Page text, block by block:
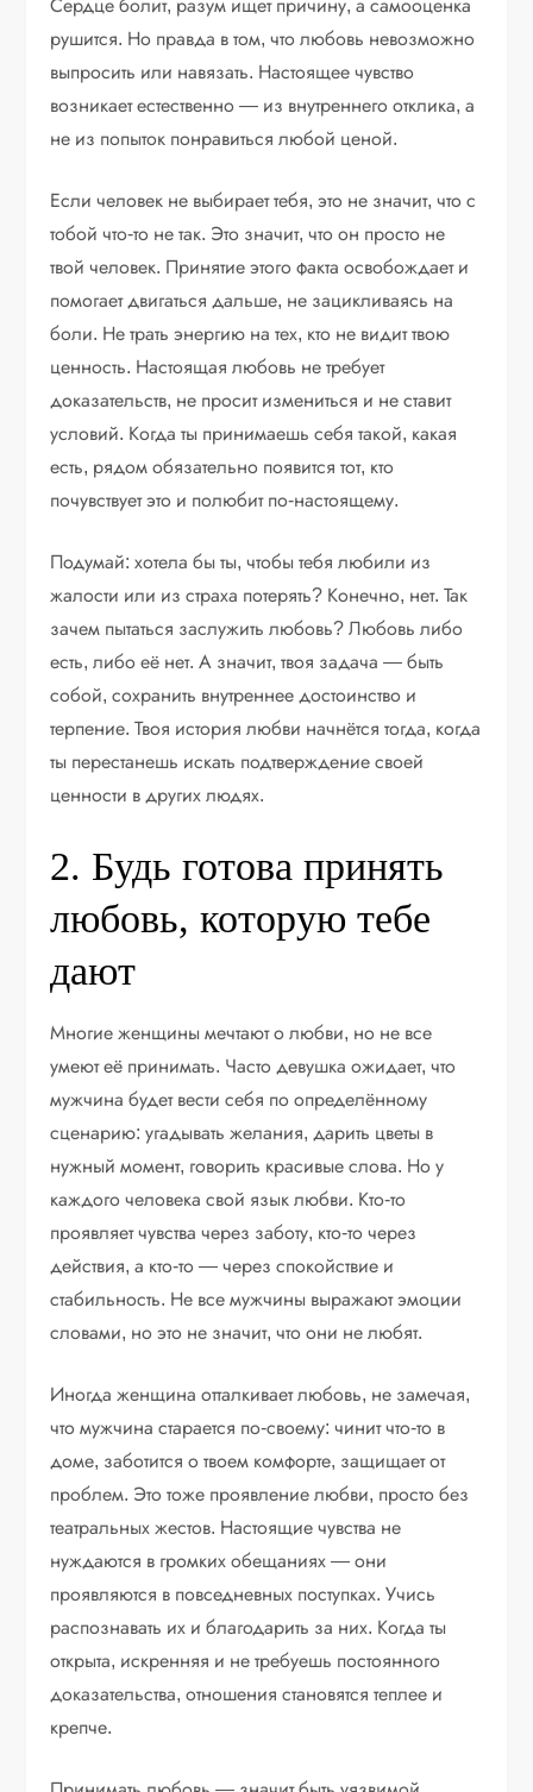
Сердце болит, разум ищет причину, а самооценка
рушится. Но правда в том, что любовь невозможно
выпросить или навязать. Настоящее чувство
возникает естественно — из внутреннего отклика, а
не из попыток понравиться любой ценой.
Если человек не выбирает тебя, это не значит, что с
тобой что-то не так. Это значит, что он просто не
твой человек. Принятие этого факта освобождает и
помогает двигаться дальше, не зацикливаясь на
боли. Не трать энергию на тех, кто не видит твою
ценность. Настоящая любовь не требует
доказательств, не просит измениться и не ставит
условий. Когда ты принимаешь себя такой, какая
есть, рядом обязательно появится тот, кто
почувствует это и полюбит по-настоящему.
Подумай: хотела бы ты, чтобы тебя любили из
жалости или из страха потерять? Конечно, нет. Так
зачем пытаться заслужить любовь? Любовь либо
есть, либо её нет. А значит, твоя задача — быть
собой, сохранить внутреннее достоинство и
терпение. Твоя история любви начнётся тогда, когда
ты перестанешь искать подтверждение своей
ценности в других людях.
2. Будь готова принять
любовь, которую тебе
дают
Многие женщины мечтают о любви, но не все
умеют её принимать. Часто девушка ожидает, что
мужчина будет вести себя по определённому
сценарию: угадывать желания, дарить цветы в
нужный момент, говорить красивые слова. Но у
каждого человека свой язык любви. Кто-то
проявляет чувства через заботу, кто-то через
действия, а кто-то — через спокойствие и
стабильность. Не все мужчины выражают эмоции
словами, но это не значит, что они не любят.
Иногда женщина отталкивает любовь, не замечая,
что мужчина старается по-своему: чинит что-то в
доме, заботится о твоем комфорте, защищает от
проблем. Это тоже проявление любви, просто без
театральных жестов. Настоящие чувства не
нуждаются в громких обещаниях — они
проявляются в повседневных поступках. Учись
распознавать их и благодарить за них. Когда ты
открыта, искренняя и не требуешь постоянного
доказательства, отношения становятся теплее и
крепче.